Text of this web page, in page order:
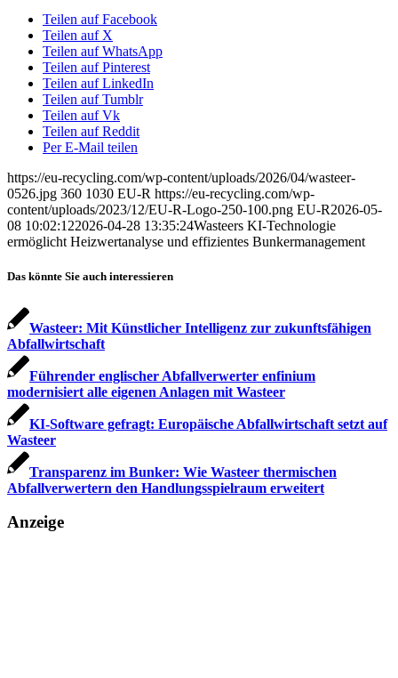
Teilen auf Facebook
Teilen auf X
Teilen auf WhatsApp
Teilen auf Pinterest
Teilen auf LinkedIn
Teilen auf Tumblr
Teilen auf Vk
Teilen auf Reddit
Per E-Mail teilen
https://eu-recycling.com/wp-content/uploads/2026/04/wasteer-
0526.jpg 360 1030 EU-R https://eu-recycling.com/wp-
content/uploads/2023/12/EU-R-Logo-250-100.png EU-R2026-05-
08 10:02:122026-04-28 13:35:24Wasteers KI-Technologie
ermöglicht Heizwertanalyse und effizientes Bunkermanagement
Das könnte Sie auch interessieren
Wasteer: Mit Künstlicher Intelligenz zur zukunfts­fähigen
Abfallwirtschaft
Führender englischer Abfallverwerter enfinium
modernisiert alle eigenen Anlagen mit Wasteer
KI-Software gefragt: Europäische Abfallwirtschaft setzt auf
Wasteer
Transparenz im Bunker: Wie Wasteer thermischen
Abfallverwertern den Handlungsspielraum erweitert
Anzeige